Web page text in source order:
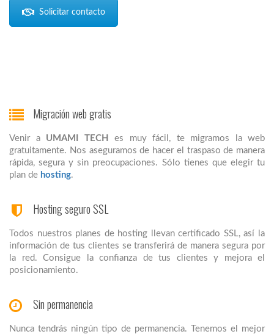
Solicitar contacto
Migración web gratis
Venir a UMAMI TECH
es muy fácil, te migramos la web
gratuitamente. Nos aseguramos de hacer el traspaso de manera
rápida, segura y sin preocupaciones. Sólo tienes que elegir tu
plan de hosting.
Hosting seguro SSL
Todos nuestros planes de hosting llevan certificado SSL, así la
información de tus clientes se transferirá de manera segura por
la red. Consigue la confianza de tus clientes y mejora el
posicionamiento.
Sin permanencia
Nunca tendrás ningún tipo de permanencia. Tenemos el mejor